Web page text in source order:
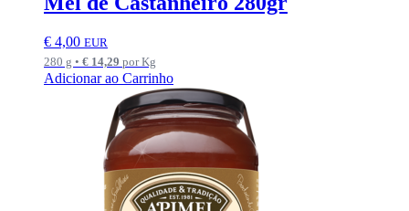
€ 4,00 EUR
280 g • € 14,29 por Kg
Adicionar ao Carrinho